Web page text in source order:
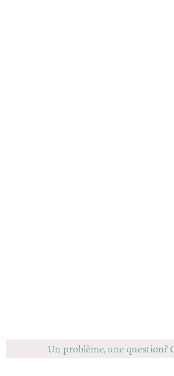
Un problème, une question?